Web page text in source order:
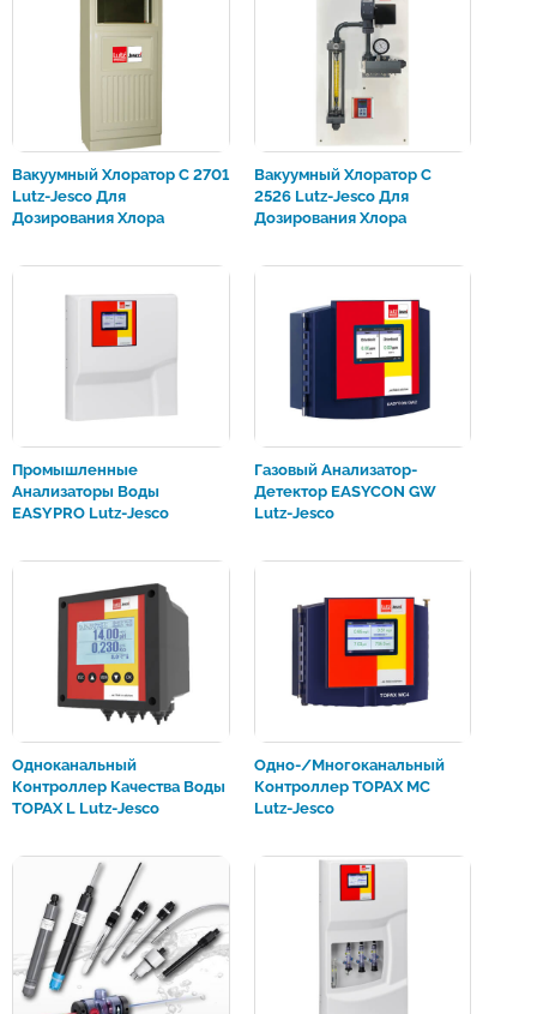
Вакуумный Хлоратор C 2701
Lutz-Jesco Для
Дозирования Хлора
Вакуумный Хлоратор C
2526 Lutz-Jesco Для
Дозирования Хлора
Промышленные
Анализаторы Воды
EASYPRO Lutz-Jesco
Газовый Анализатор-
Детектор EASYCON GW
Lutz-Jesco
Одноканальный
Контроллер Качества Воды
TOPAX L Lutz-Jesco
Одно-/многоканальный
Контроллер TOPAX MC
Lutz-Jesco